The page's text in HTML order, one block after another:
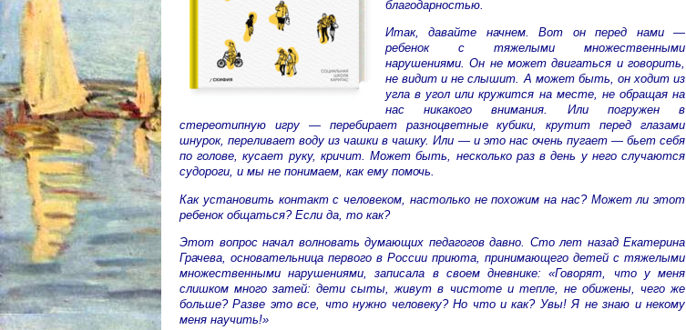
благодарностью.
Итак, давайте начнем. Вот он перед нами —
ребенок с тяжелыми множественными
нарушениями. Он не может двигаться и говорить,
не видит и не слышит. А может быть, он ходит из
угла в угол или кружится на месте, не обращая на
нас никакого внимания. Или погружен в
стереотипную игру — перебирает разноцветные кубики, крутит перед глазами
шнурок, переливает воду из чашки в чашку. Или — и это нас очень пугает — бьет себя
по голове, кусает руку, кричит. Может быть, несколько раз в день у него случаются
судороги, и мы не понимаем, как ему помочь.
Как установить контакт с человеком, настолько не похожим на нас? Может ли этот
ребенок общаться? Если да, то как?
Этот вопрос начал волновать думающих педагогов давно. Сто лет назад Екатерина
Грачева, основательница первого в России приюта, принимающего детей с тяжелыми
множественными нарушениями, записала в своем дневнике: «Говорят, что у меня
слишком много затей: дети сыты, живут в чистоте и тепле, не обижены, чего же
больше? Разве это все, что нужно человеку? Но что и как? Увы! Я не знаю и некому
меня научить!»